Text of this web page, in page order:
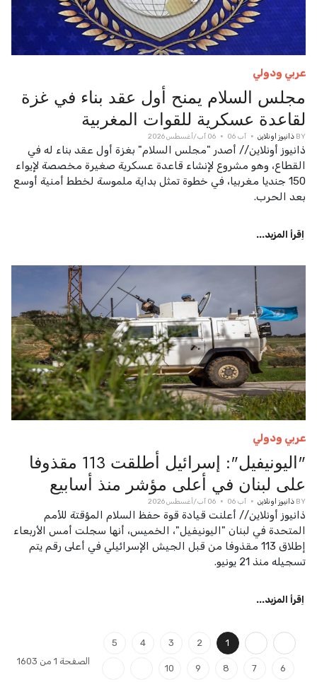
عربي ودولي
مجلس السلام يمنح أول عقد بناء في غزة
لقاعدة عسكرية للقوات المغربية
BY ذانيوز اونلاين آب 06 06 آب/أغسطس 2026
ذانيوز أونلاين// أصدر "مجلس السلام" بغزة أول عقد بناء له في
القطاع، وهو مشروع لإنشاء قاعدة عسكرية صغيرة مخصصة لإيواء
150 جنديا مغربيا، في خطوة تمثل بداية ملموسة لخطط أمنية أوسع
بعد الحرب.
اِقرأ المزيد...
عربي ودولي
"اليونيفيل": إسرائيل أطلقت 113 مقذوفا
على لبنان في أعلى مؤشر منذ أسابيع
BY ذانيوز اونلاين آب 06 06 آب/أغسطس 2026
ذانيوز أونلاين// أعلنت قيادة قوة حفظ السلام المؤقتة للأمم
المتحدة في لبنان "اليونيفيل"، الخميس، أنها سجلت أمس الأربعاء
إطلاق 113 مقذوفا من قبل الجيش الإسرائيلي في أعلى رقم يتم
تسجيله منذ 21 يونيو.
اِقرأ المزيد...
الصفحة 1 من 1603
1
2
3
4
5
6
7
8
9
10